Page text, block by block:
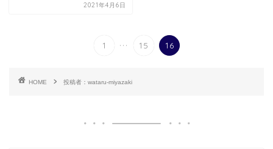
2021年4月6日
1 ... 15 16
HOME 投稿者：wataru-miyazaki